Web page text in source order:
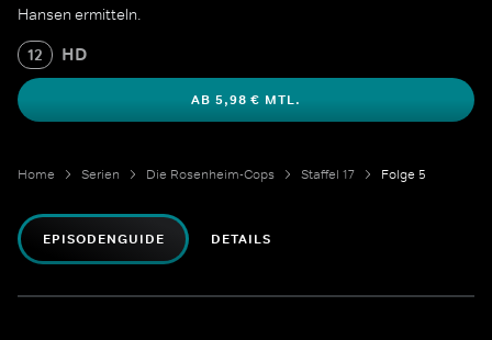
Hansen ermitteln.
12 HD
AB 5,98 € MTL.
Home Serien Die Rosenheim-Cops Staffel 17 Folge 5
EPISODENGUIDE DETAILS